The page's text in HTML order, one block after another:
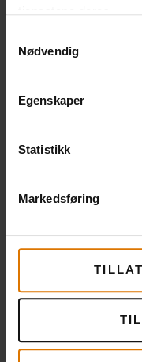
Nødvendig
Egenskaper
Statistikk
Markedsføring